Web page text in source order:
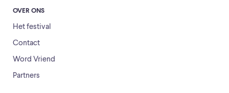
OVER ONS
Het festival
Contact
Word Vriend
Partners